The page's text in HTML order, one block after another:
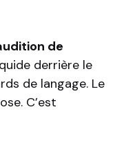
de
derrière le
de langage. Le
C’est